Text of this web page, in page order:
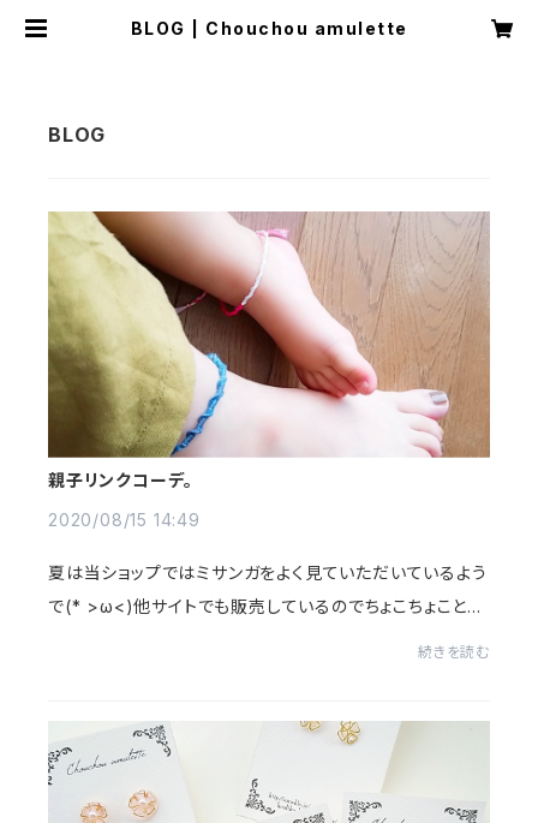
BLOG | Chouchou amulette
親子リンクコーデ。
2020/08/15 14:49
夏は当ショップではミサンガをよく見ていただいているよう
で(* >ω<)他サイトでも販売しているのでちょこちょことご
続きを読む